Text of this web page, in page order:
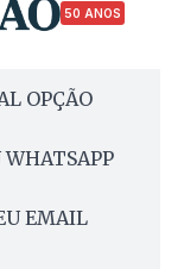
50 ANOS
OPÇÃO
WHATSAPP
EMAIL